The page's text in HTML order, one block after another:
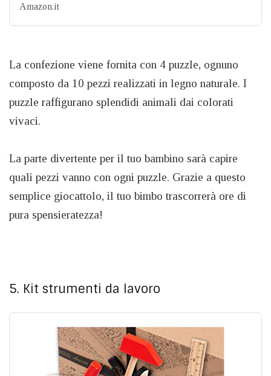
Amazon.it
La confezione viene fornita con 4 puzzle, ognuno
composto da 10 pezzi realizzati in legno naturale. I
puzzle raffigurano splendidi animali dai colorati
vivaci.
La parte divertente per il tuo bambino sarà capire
quali pezzi vanno con ogni puzzle. Grazie a questo
semplice giocattolo, il tuo bimbo trascorrerà ore di
pura spensieratezza!
5. Kit strumenti da lavoro